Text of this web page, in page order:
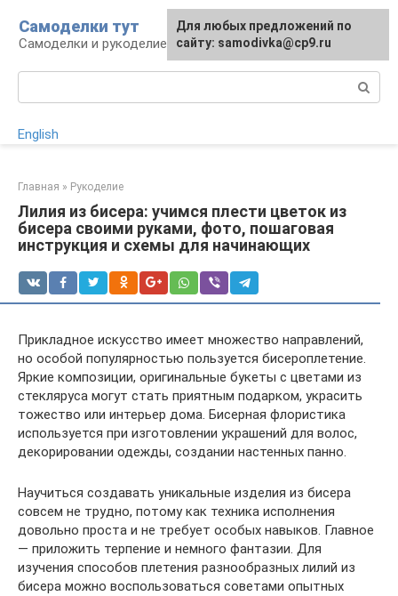
контенту
Самоделки тут
Самоделки и рукоделие для дома и участка
English
Главная » Рукоделие
Лилия из бисера: учимся плести цветок из
бисера своими руками, фото, пошаговая
инструкция и схемы для начинающих
Прикладное искусство имеет множество направлений,
но особой популярностью пользуется бисероплетение.
Яркие композиции, оригинальные букеты с цветами из
стекляруса могут стать приятным подарком, украсить
тожество или интерьер дома. Бисерная флористика
используется при изготовлении украшений для волос,
декорировании одежды, создании настенных панно.
Научиться создавать уникальные изделия из бисера
совсем не трудно, потому как техника исполнения
довольно проста и не требует особых навыков. Главное
— приложить терпение и немного фантазии. Для
изучения способов плетения разнообразных лилий из
бисера можно воспользоваться советами опытных
Для любых предложений по
сайту: samodivka@cp9.ru